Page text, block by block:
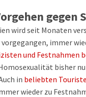
gegen
wird seit Monaten
immer
und Festnahmen
bisher
in beliebten
wieder zu